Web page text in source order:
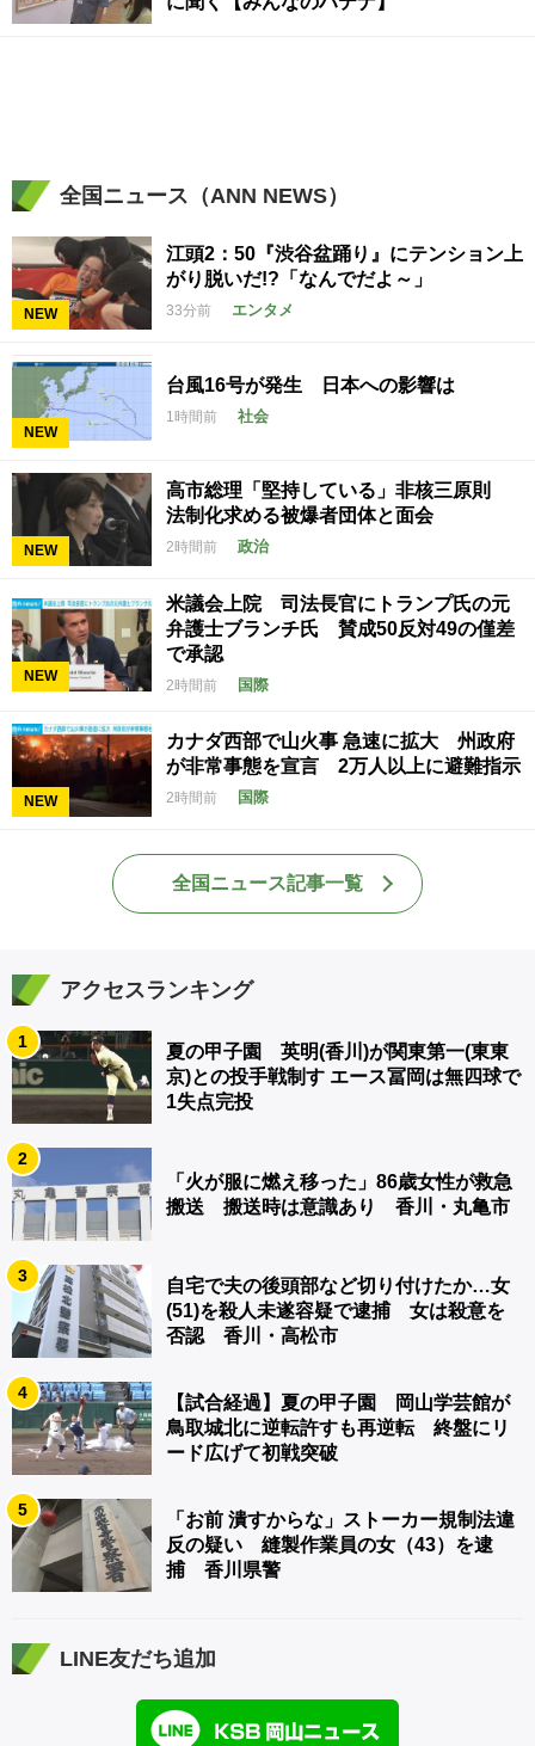
全国ニュース（ANN NEWS）
NEW
江頭2：50『渋谷盆踊り』にテンション上
がり脱いだ!?「なんでだよ～」
33分前 エンタメ
NEW
台風16号が発生 日本への影響は
1時間前 社会
NEW
高市総理「堅持している」非核三原則
法制化求める被爆者団体と面会
2時間前 政治
NEW
米議会上院 司法長官にトランプ氏の元
弁護士ブランチ氏 賛成50反対49の僅差
で承認
2時間前 国際
NEW
カナダ西部で山火事 急速に拡大 州政府
が非常事態を宣言 2万人以上に避難指示
2時間前 国際
全国ニュース記事一覧
アクセスランキング
1
夏の甲子園 英明(香川)が関東第一(東東
京)との投手戦制す エース冨岡は無四球で
1失点完投
2
「火が服に燃え移った」86歳女性が救急
搬送 搬送時は意識あり 香川・丸亀市
3
自宅で夫の後頭部など切り付けたか…女
(51)を殺人未遂容疑で逮捕 女は殺意を
否認 香川・高松市
4
【試合経過】夏の甲子園 岡山学芸館が
鳥取城北に逆転許すも再逆転 終盤にリ
ード広げて初戦突破
5
「お前 潰すからな」ストーカー規制法違
反の疑い 縫製作業員の女（43）を逮
捕 香川県警
LINE友だち追加